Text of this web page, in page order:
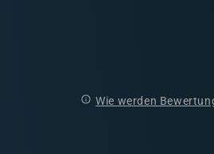
Wie werden